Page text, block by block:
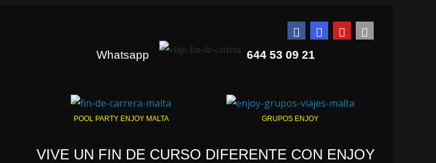
Whatsapp 644 53 09 21
POOL PARTY ENJOY MALTA GRUPOS ENJOY
VIVE UN FIN DE CURSO DIFERENTE CON ENJOY